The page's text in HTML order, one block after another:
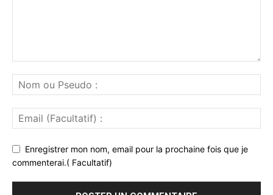
Enregistrer mon nom, email pour la prochaine fois que je
commenterai.( Facultatif)